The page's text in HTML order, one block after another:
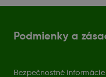
Podmienky a
Bezpečnostné informácie